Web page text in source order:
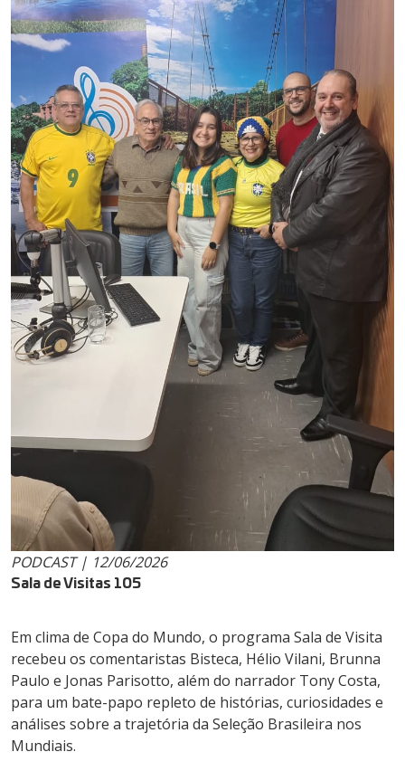
PODCAST | 12/06/2026
Sala de Visitas 105
Em clima de Copa do Mundo, o programa Sala de Visita
recebeu os comentaristas Bisteca, Hélio Vilani, Brunna
Paulo e Jonas Parisotto, além do narrador Tony Costa,
para um bate-papo repleto de histórias, curiosidades e
análises sobre a trajetória da Seleção Brasileira nos
Mundiais.